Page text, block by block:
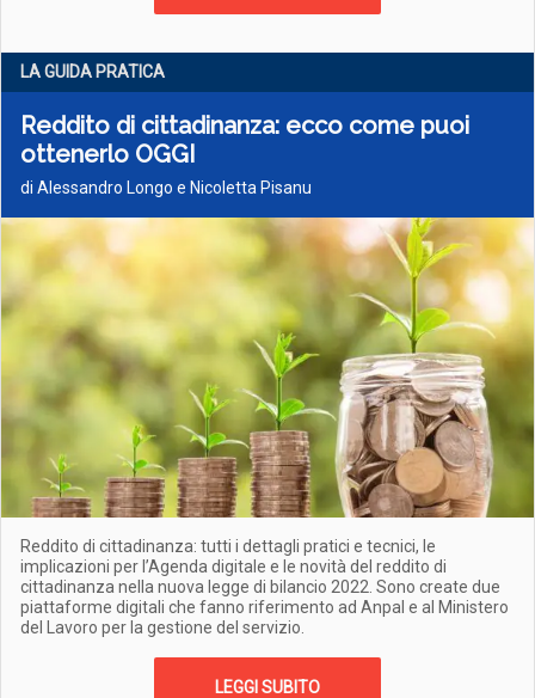
LA GUIDA PRATICA
Reddito di cittadinanza: ecco come puoi
ottenerlo OGGI
di Alessandro Longo e Nicoletta Pisanu
Reddito di cittadinanza: tutti i dettagli pratici e tecnici, le
implicazioni per l’Agenda digitale e le novità del reddito di
cittadinanza nella nuova legge di bilancio 2022. Sono create due
piattaforme digitali che fanno riferimento ad Anpal e al Ministero
del Lavoro per la gestione del servizio.
LEGGI SUBITO